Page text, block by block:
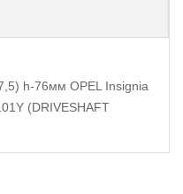
h-76мм OPEL Insignia
(DRIVESHAFT